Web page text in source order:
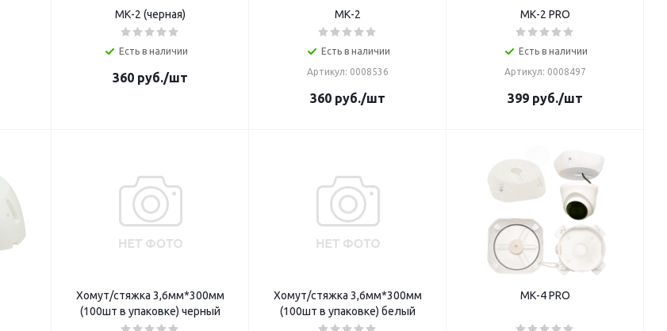
МК-2 (черная)
Есть в наличии
360 руб./шт
МК-2
Есть в наличии
Артикул: 0008536
360 руб./шт
МК-2 PRO
Есть в наличии
Артикул: 0008497
399 руб./шт
Хомут/стяжка 3,6мм*300мм
(100шт в упаковке) черный
Хомут/стяжка 3,6мм*300мм
(100шт в упаковке) белый
МК-4 PRO